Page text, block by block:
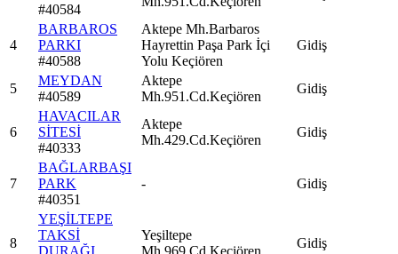
#40584
4
BARBAROS
PARKI
#40588
Aktepe Mh.Barbaros
Hayrettin Paşa Park İçi
Yolu Keçiören
Gidiş
5
MEYDAN
#40589
Aktepe
Mh.951.Cd.Keçiören
Gidiş
6
HAVACILAR
SİTESİ
#40333
Aktepe
Mh.429.Cd.Keçiören
Gidiş
7
BAĞLARBAŞI
PARK
#40351
- Gidiş
8
YEŞİLTEPE
TAKSİ
DURAĞI
Yeşiltepe
Mh.969.Cd.Keçiören
Gidiş